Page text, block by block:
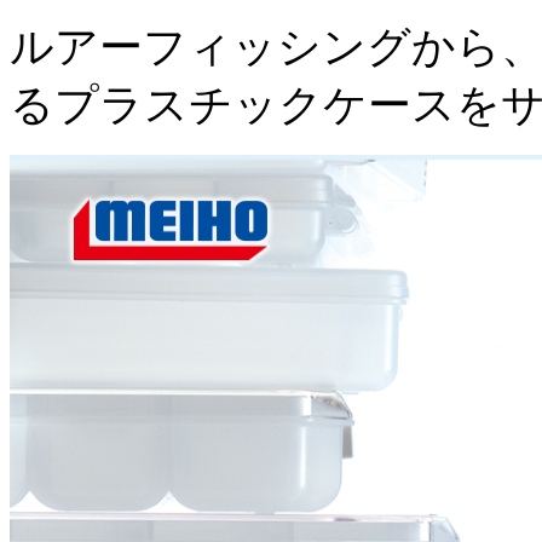
ルアーフィッシングから
るプラスチックケースを